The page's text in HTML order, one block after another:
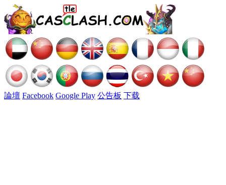
論壇 Facebook Google Play 公告板 下载